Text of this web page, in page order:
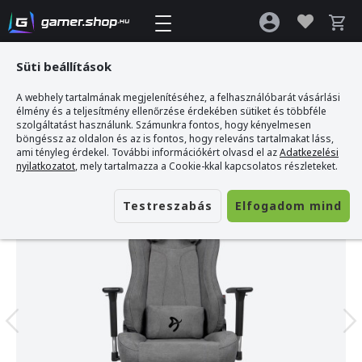
Gamer webshop >AROZZI VERNAZZA Soft Fabric Gamer szék - Hamuszürke
Süti beállítások
A webhely tartalmának megjelenítéséhez, a felhasználóbarát vásárlási
élmény és a teljesítmény ellenőrzése érdekében sütiket és többféle
szolgáltatást használunk. Számunkra fontos, hogy kényelmesen
böngéssz az oldalon és az is fontos, hogy releváns tartalmakat láss,
ami tényleg érdekel. További információkért olvasd el azAdatkezelési
nyilatkozatot, mely tartalmazza a Cookie-kkal kapcsolatos részleteket.
Testreszabás Elfogadom mind